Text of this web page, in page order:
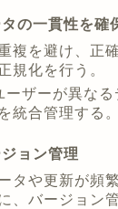
の一貫性を確
複を避け、正
規化を行う。
ーザーが異なる
統合管理する。
ョン管理
タや更新が頻
、バージョン